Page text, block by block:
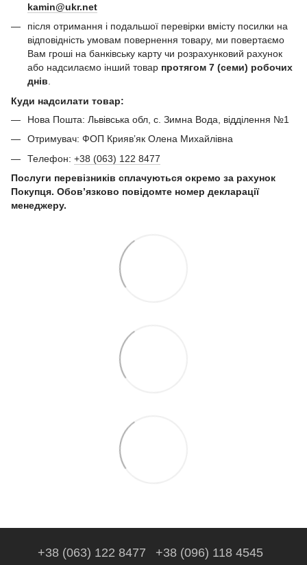
kamin@ukr.net
після отримання і подальшої перевірки вмісту посилки на
відповідність умовам повернення товару, ми повертаємо
Вам гроші на банківську карту чи розрахунковий рахунок
або надсилаємо інший товар протягом 7 (семи) робочих
днів.
Куди надсилати товар:
Нова Пошта: Львівська обл, с. Зимна Вода, відділення №1
Отримувач: ФОП Криявʼяк Олена Михайлівна
Телефон: +38 (063) 122 8477
Послуги перевізників сплачуються окремо за рахунок
Покупця. Обов’язково повідомте номер декларації
менеджеру.
+38 (063) 122 8477 +38 (096) 118 4545